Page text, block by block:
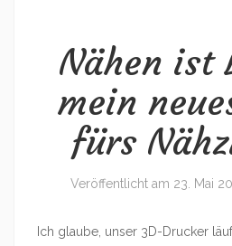
Nähen ist
mein
fürs
Veröffentlicht am 23. Mai
Ich glaube, unser 3D-Drucker